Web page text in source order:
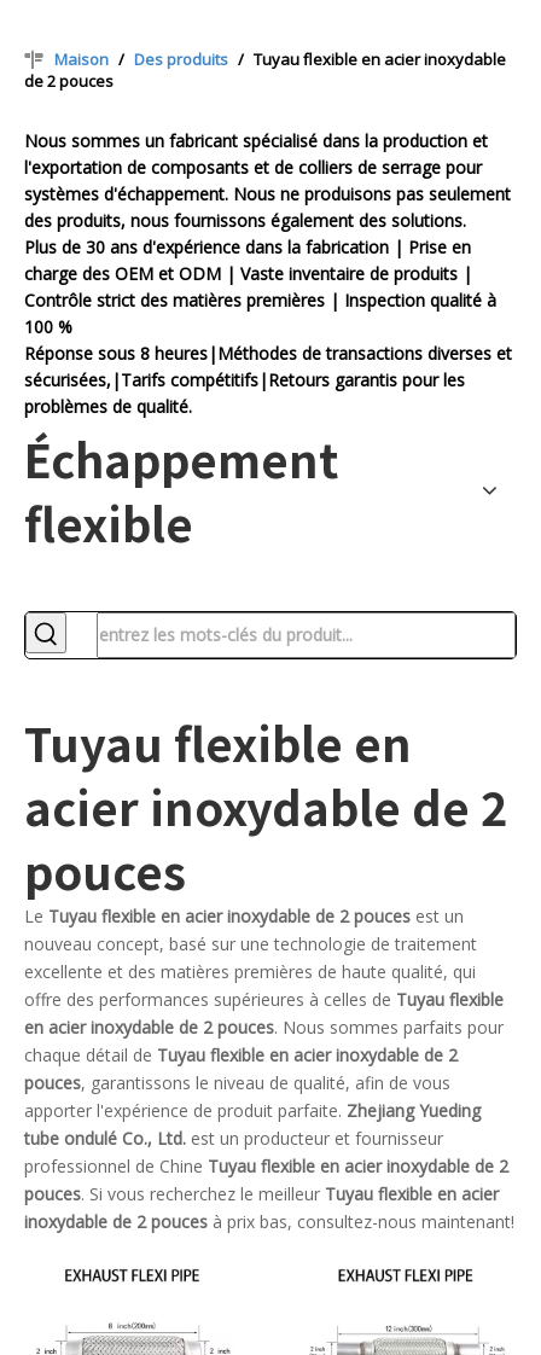
Maison / Des produits / Tuyau flexible en acier inoxydable
de 2 pouces
Nous sommes un fabricant spécialisé dans la production et
l'exportation de composants et de colliers de serrage pour
systèmes d'échappement. Nous ne produisons pas seulement
des produits, nous fournissons également des solutions.
Plus de 30 ans d'expérience dans la fabrication | Prise en
charge des OEM et ODM | Vaste inventaire de produits |
Contrôle strict des matières premières | Inspection qualité à
100 %
Réponse sous 8 heures|Méthodes de transactions diverses et
sécurisées,|Tarifs compétitifs|Retours garantis pour les
problèmes de qualité.
Échappement
flexible
Tuyau flexible en
acier inoxydable de 2
pouces
Le Tuyau flexible en acier inoxydable de 2 pouces est un
nouveau concept, basé sur une technologie de traitement
excellente et des matières premières de haute qualité, qui
offre des performances supérieures à celles de Tuyau flexible
en acier inoxydable de 2 pouces. Nous sommes parfaits pour
chaque détail de Tuyau flexible en acier inoxydable de 2
pouces, garantissons le niveau de qualité, afin de vous
apporter l'expérience de produit parfaite. Zhejiang Yueding
tube ondulé Co., Ltd. est un producteur et fournisseur
professionnel de Chine Tuyau flexible en acier inoxydable de 2
pouces. Si vous recherchez le meilleur Tuyau flexible en acier
inoxydable de 2 pouces à prix bas, consultez-nous maintenant!